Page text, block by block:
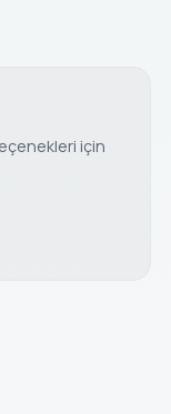
için